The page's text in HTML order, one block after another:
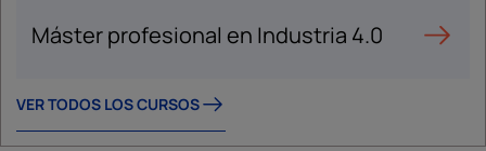
Máster profesional en Industria 4.0
VER TODOS LOS CURSOS